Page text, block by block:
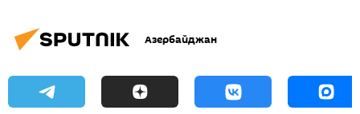
Азербайджан